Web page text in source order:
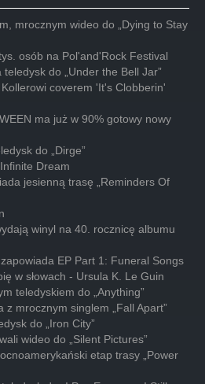
mrocznym wideo do „Dying to Stay
osób na Pol'and'Rock Festival
do „Under the Bell Jar”
coverem 'It's Clobberin'
ma już w 90% gotowy nowy
do „Dirge”
Dream
jesienną trasę „Reminders Of
winyl na 40. rocznicę albumu
EP Part 1: Funeral Songs
w słowach - Ursula K. Le Guin
teledyskiem do „Anything”
z mrocznym singlem „Fall Apart”
do „Iron City”
wideo do „Silent Pictures”
etap trasy „Power